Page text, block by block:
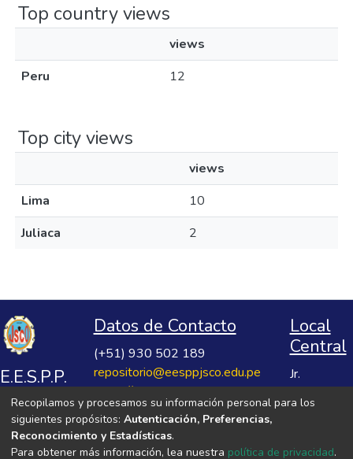
Top country views
views
Peru
12
Top city views
views
Lima
10
Juliaca
2
E.E.S.P.P.
José
Salvador
Cavero
Datos de Contacto
(+51) 930 502 189
repositorio@eesppjsco.edu.pe
https://repositorio.eesppjsco.edu.pe
Local
Central
Jr.
No 624
Ayacucho
Recopilamos y procesamos su información personal para los
siguientes propósitos: Autenticación, Preferencias,
Reconocimiento y Estadísticas.
Para obtener más información, lea nuestra política de privacidad.